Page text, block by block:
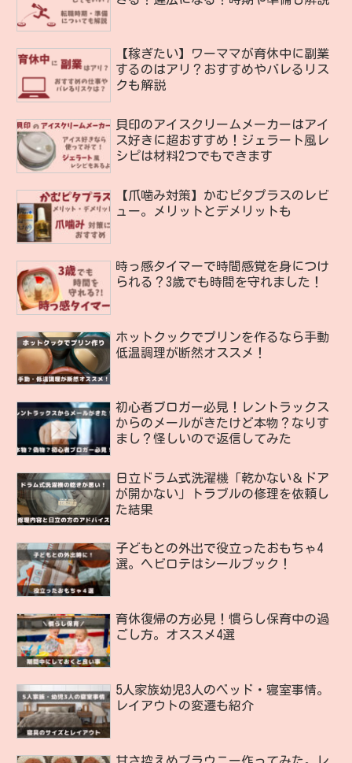
【稼ぎたい】ワーママが育休中に副業
するのはアリ？おすすめやバレるリス
クも解説
貝印のアイスクリームメーカーはアイ
ス好きに超おすすめ！ジェラート風レ
シピは材料2つでもできます
【爪噛み対策】かむピタプラスのレビ
ュー。メリットとデメリットも
時っ感タイマーで時間感覚を身につけ
られる？3歳でも時間を守れました！
ホットクックでプリンを作るなら手動
低温調理が断然オススメ！
初心者ブロガー必見！レントラックス
からのメールがきたけど本物？なりす
まし？怪しいので返信してみた
日立ドラム式洗濯機「乾かない＆ドア
が開かない」トラブルの修理を依頼し
た結果
子どもとの外出で役立ったおもちゃ4
選。ヘビロテはシールブック！
育休復帰の方必見！慣らし保育中の過
ごし方。オススメ4選
5人家族幼児3人のベッド・寝室事情。
レイアウトの変遷も紹介